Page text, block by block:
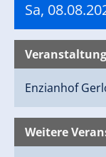
Sa,
Enzianhof
Weitere